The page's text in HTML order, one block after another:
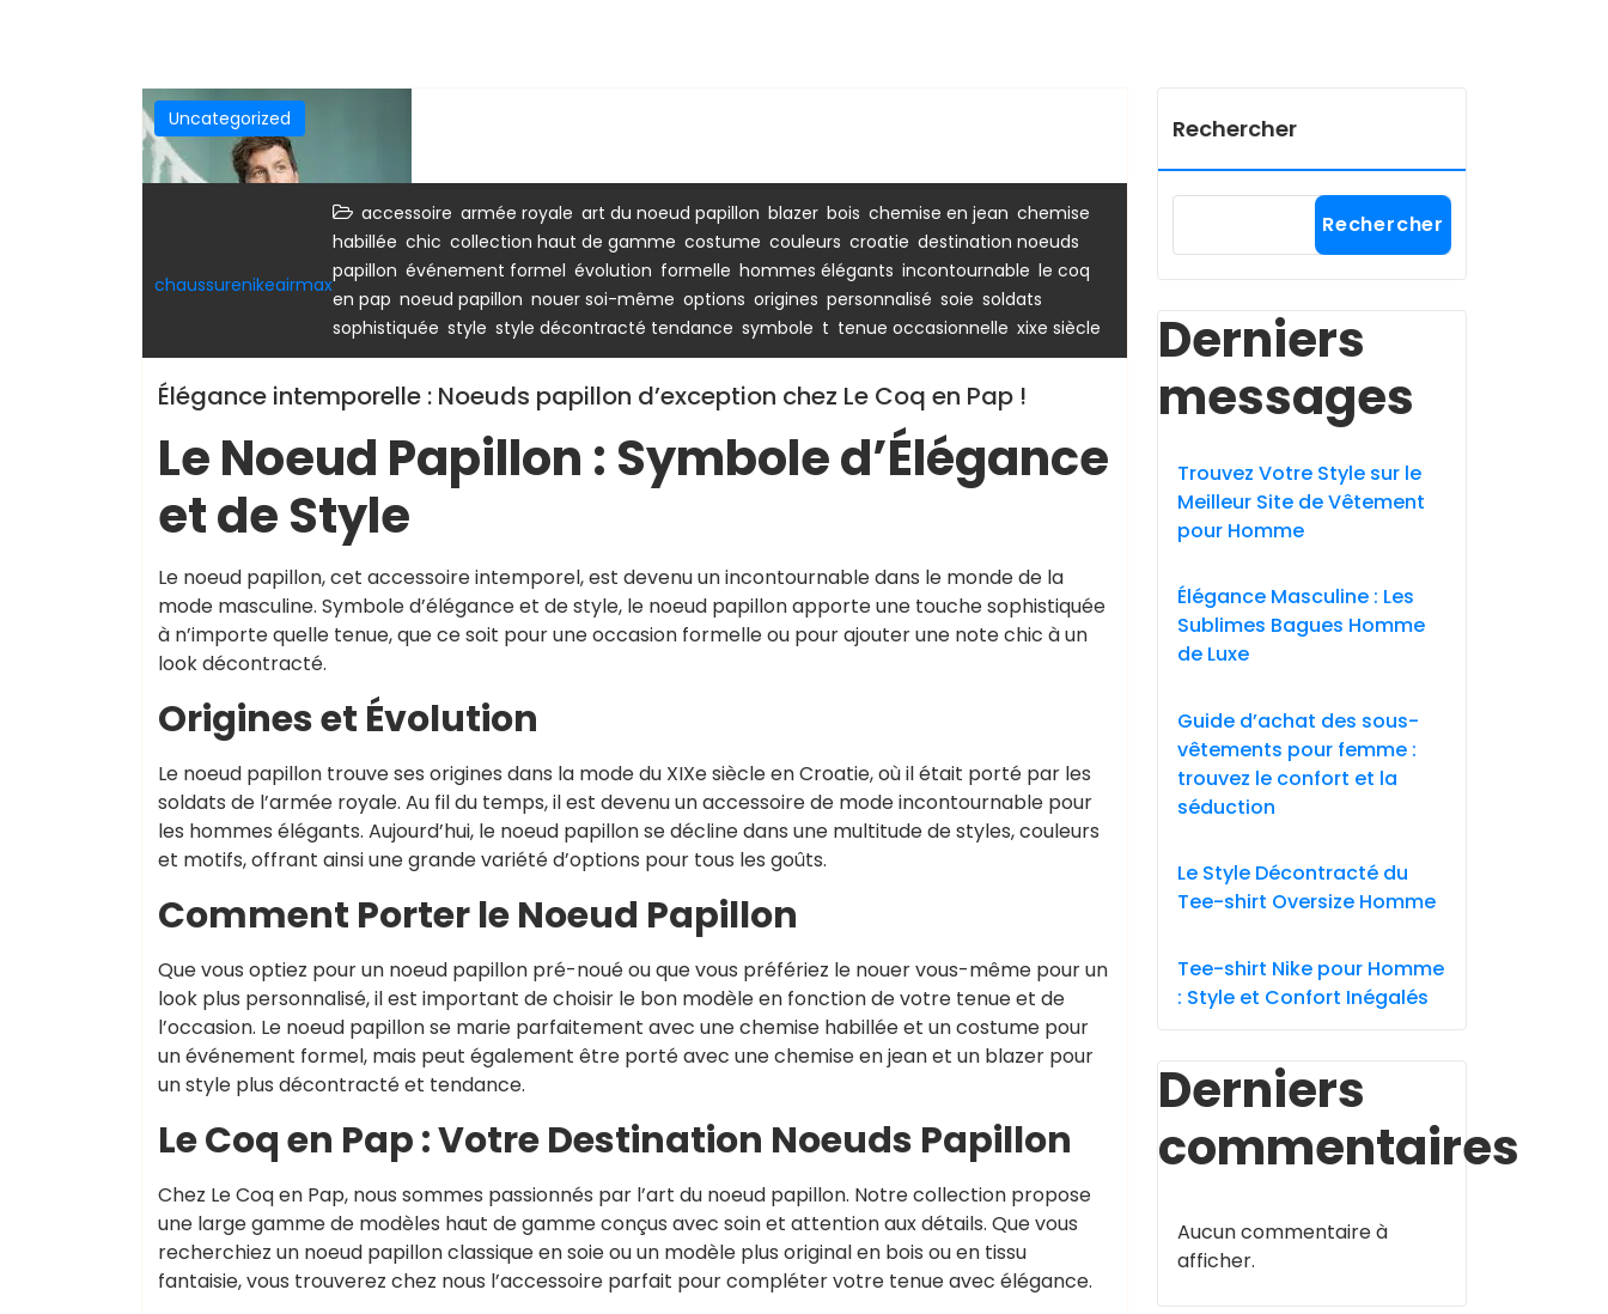
Uncategorized
chaussurenikeairmax
accessoire armée royale art du noeud papillon blazer bois chemise en jean chemise
habillée chic collection haut de gamme costume couleurs croatie destination noeuds
papillon événement formel évolution formelle hommes élégants incontournable le coq
en pap noeud papillon nouer soi-même options origines personnalisé soie soldats
sophistiquée style style décontracté tendance symbole t tenue occasionnelle xixe siècle
Élégance intemporelle : Noeuds papillon d’exception chez Le Coq en Pap !
Le Noeud Papillon : Symbole d’Élégance
et de Style
Le noeud papillon, cet accessoire intemporel, est devenu un incontournable dans le monde de la
mode masculine. Symbole d’élégance et de style, le noeud papillon apporte une touche sophistiquée
à n’importe quelle tenue, que ce soit pour une occasion formelle ou pour ajouter une note chic à un
look décontracté.
Origines et Évolution
Le noeud papillon trouve ses origines dans la mode du XIXe siècle en Croatie, où il était porté par les
soldats de l’armée royale. Au fil du temps, il est devenu un accessoire de mode incontournable pour
les hommes élégants. Aujourd’hui, le noeud papillon se décline dans une multitude de styles, couleurs
et motifs, offrant ainsi une grande variété d’options pour tous les goûts.
Comment Porter le Noeud Papillon
Que vous optiez pour un noeud papillon pré-noué ou que vous préfériez le nouer vous-même pour un
look plus personnalisé, il est important de choisir le bon modèle en fonction de votre tenue et de
l’occasion. Le noeud papillon se marie parfaitement avec une chemise habillée et un costume pour
un événement formel, mais peut également être porté avec une chemise en jean et un blazer pour
un style plus décontracté et tendance.
Le Coq en Pap : Votre Destination Noeuds Papillon
Chez Le Coq en Pap, nous sommes passionnés par l’art du noeud papillon. Notre collection propose
une large gamme de modèles haut de gamme conçus avec soin et attention aux détails. Que vous
recherchiez un noeud papillon classique en soie ou un modèle plus original en bois ou en tissu
fantaisie, vous trouverez chez nous l’accessoire parfait pour compléter votre tenue avec élégance.
Rechercher
Rechercher
Derniers
messages
Trouvez Votre Style sur le
Meilleur Site de Vêtement
pour Homme
Élégance Masculine : Les
Sublimes Bagues Homme
de Luxe
Guide d’achat des sous-
vêtements pour femme :
trouvez le confort et la
séduction
Le Style Décontracté du
Tee-shirt Oversize Homme
Tee-shirt Nike pour Homme
: Style et Confort Inégalés
Derniers
commentaires
Aucun commentaire à
afficher.